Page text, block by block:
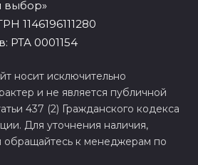
выбор»
1146196111280
РТА 0001154
носит исключительно
и не является публичной
437 (2) Гражданского кодекса
Для уточнения наличия,
обращайтесь к менеджерам по